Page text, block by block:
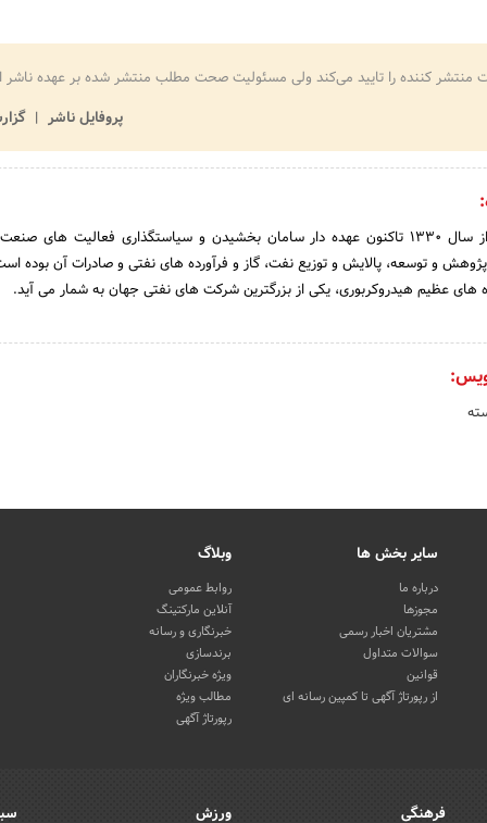
منتشر کننده را تایید می‌کند ولی مسئولیت صحت مطلب منتشر شده بر عهده
پروفایل ناشر
شرکت ملی نفت ایران از سال 1330 تاکنون عهده دار سامان بخشیدن و سیاستگذاری فعالیت
پژوهش و توسعه، پالایش و توزیع نفت، گاز و فرآورده های نفتی و صادرات آن بوده
های عظیم هیدروکربوری، یکی از بزرگترین شرکت های نفتی جهان به شمار می آید.
سایر بخش ها
درباره ما
مجوزها
مشتریان اخبار رسمی
سوالات متداول
قوانین
از رپورتاژ آگهی تا کمپین رسانه ای
وبلاگ
روابط عمومی
آنلاین مارکتینگ
خبرنگاری و رسانه
برندسازی
ویژه خبرنگاران
مطالب ویژه
رپورتاژ آگهی
فرهنگی ورزش